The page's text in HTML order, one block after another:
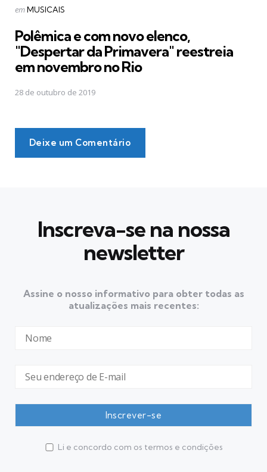
Postado
emMUSICAIS
Polêmica e com novo elenco,
"Despertar da Primavera" reestreia
em novembro no Rio
28 de outubro de 2019
Deixe um Comentário
Inscreva-se na nossa
newsletter
Assine o nosso informativo para obter todas as
atualizações mais recentes:
Li e concordo com os termos e condições